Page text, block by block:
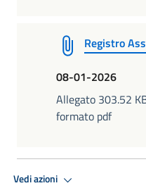
Registro
08-01-2026
Allegato 303.52
formato pdf
Vedi azioni